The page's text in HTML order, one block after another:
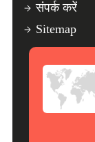
संपर्क करें
Sitemap